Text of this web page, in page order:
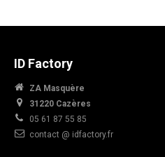
ID Factory
ZA Masquère
31220 Cazères
05 61 87 55 85
contact @ idfactory.fr